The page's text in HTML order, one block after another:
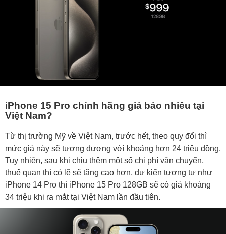
iPhone 15 Pro chính hãng giá báo nhiêu tại
Việt Nam?
Từ thị trường Mỹ về Việt Nam, trước hết, theo quy đổi thì
mức giá này sẽ tương đương với khoảng hơn 24 triệu đồng.
Tuy nhiên, sau khi chịu thêm một số chi phí vận chuyển,
thuế quan thì có lẽ sẽ tăng cao hơn, dự kiến tương tự như
iPhone 14 Pro thì iPhone 15 Pro 128GB sẽ có giá khoảng
34 triệu khi ra mắt tại Việt Nam lần đầu tiên.